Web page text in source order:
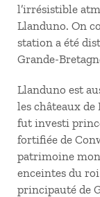
l’irrésistible
Llanduno. On
station a été
Grande-
Llanduno est
les châteaux
fut investi
fortifiée de
patrimoine
enceintes du
principauté de